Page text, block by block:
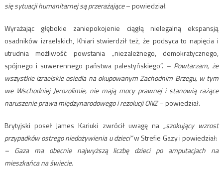
się sytuacji humanitarnej są przerażające– powiedział.
Wyrażając głębokie zaniepokojenie ciągłą nielegalną ekspansją
osadników izraelskich, Khiari stwierdził też, że podsyca to napięcia i
utrudnia możliwość powstania „niezależnego, demokratycznego,
spójnego i suwerennego państwa palestyńskiego”. – Powtarzam, że
wszystkie izraelskie osiedla na okupowanym Zachodnim Brzegu, w tym
we Wschodniej Jerozolimie, nie mają mocy prawnej i stanowią rażące
naruszenie prawa międzynarodowego i rezolucji ONZ– powiedział.
Brytyjski poseł James Kariuki zwrócił uwagę na „szokujący wzrost
przypadków ostrego niedożywienia u dzieci”w Strefie Gazy i powiedział:
– Gaza ma obecnie najwyższą liczbę dzieci po amputacjach na
mieszkańca na świecie.